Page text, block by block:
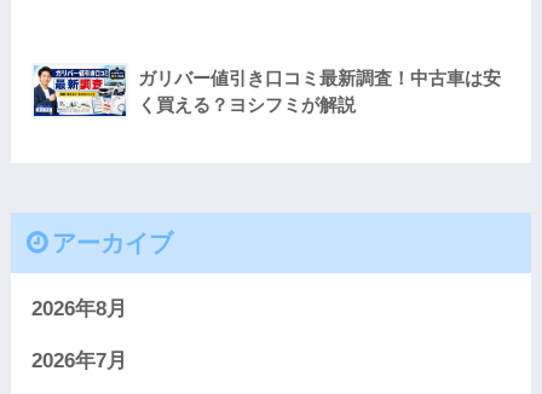
ガリバー値引き口コミ最新調査！中古車は安
く買える？ヨシフミが解説
アーカイブ
2026年8月
2026年7月